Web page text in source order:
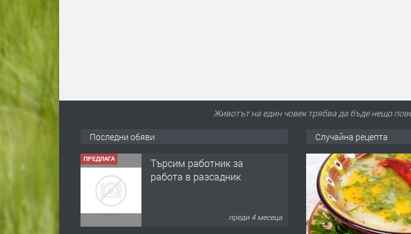
Животът на един човек трябва да бъде нещо
Последни обяви
ПРЕДЛАГА
Търсим работник за
работа в разсадник
преди 4 месеца
Случайна рецепта